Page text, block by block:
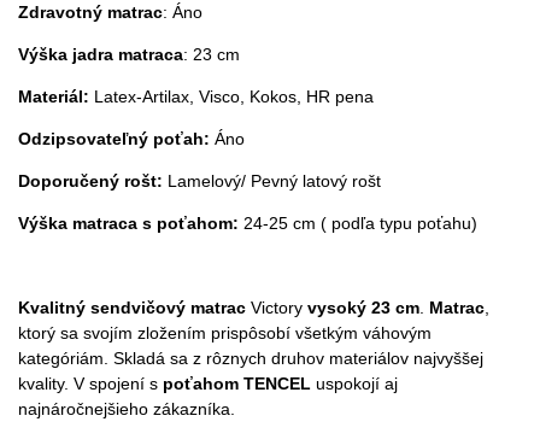
Zdravotný matrac: Áno
Výška jadra matraca: 23 cm
Materiál: Latex-Artilax, Visco, Kokos, HR pena
Odzipsovateľný poťah: Áno
Doporučený rošt: Lamelový/ Pevný latový rošt
Výška matraca s poťahom: 24-25 cm ( podľa typu poťahu)
Kvalitný sendvičový matrac Victory vysoký 23 cm Matrac
ktorý sa svojím zložením prispôsobí všetkým váhovým
kategóriám. Skladá sa z rôznych druhov materiálov najvyššej
kvality. V spojení s poťahom TENCEL uspokojí aj
najnáročnejšieho zákazníka.